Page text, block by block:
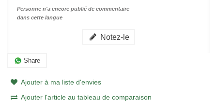
Personne n'a encore publié de commentaire
dans cette langue
Notez-le
Share
Ajouter à ma liste d'envies
Ajouter l'article au tableau de comparaison